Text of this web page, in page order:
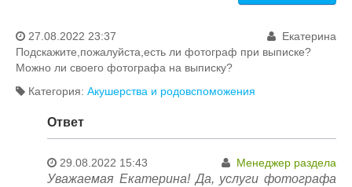
Акушерства и родовспоможения
Гинекология
Городской СПИД центр
Инфекционные отделения
Лечебно-диагностические отделения
Отделение медицинской реабилитации детей
дошкольного возраста "Лесной голосок"
27.08.2022 23:37
Екатерина
Подскажите,пожалуйста,есть ли фотограф при выписке?
Можно ли своего фотографа на выписку?
Категория: Акушерства и родовспоможения
Ответ
29.08.2022 15:43 Менеджер раздела
Уважаемая Екатерина! Да, услуги фотографа